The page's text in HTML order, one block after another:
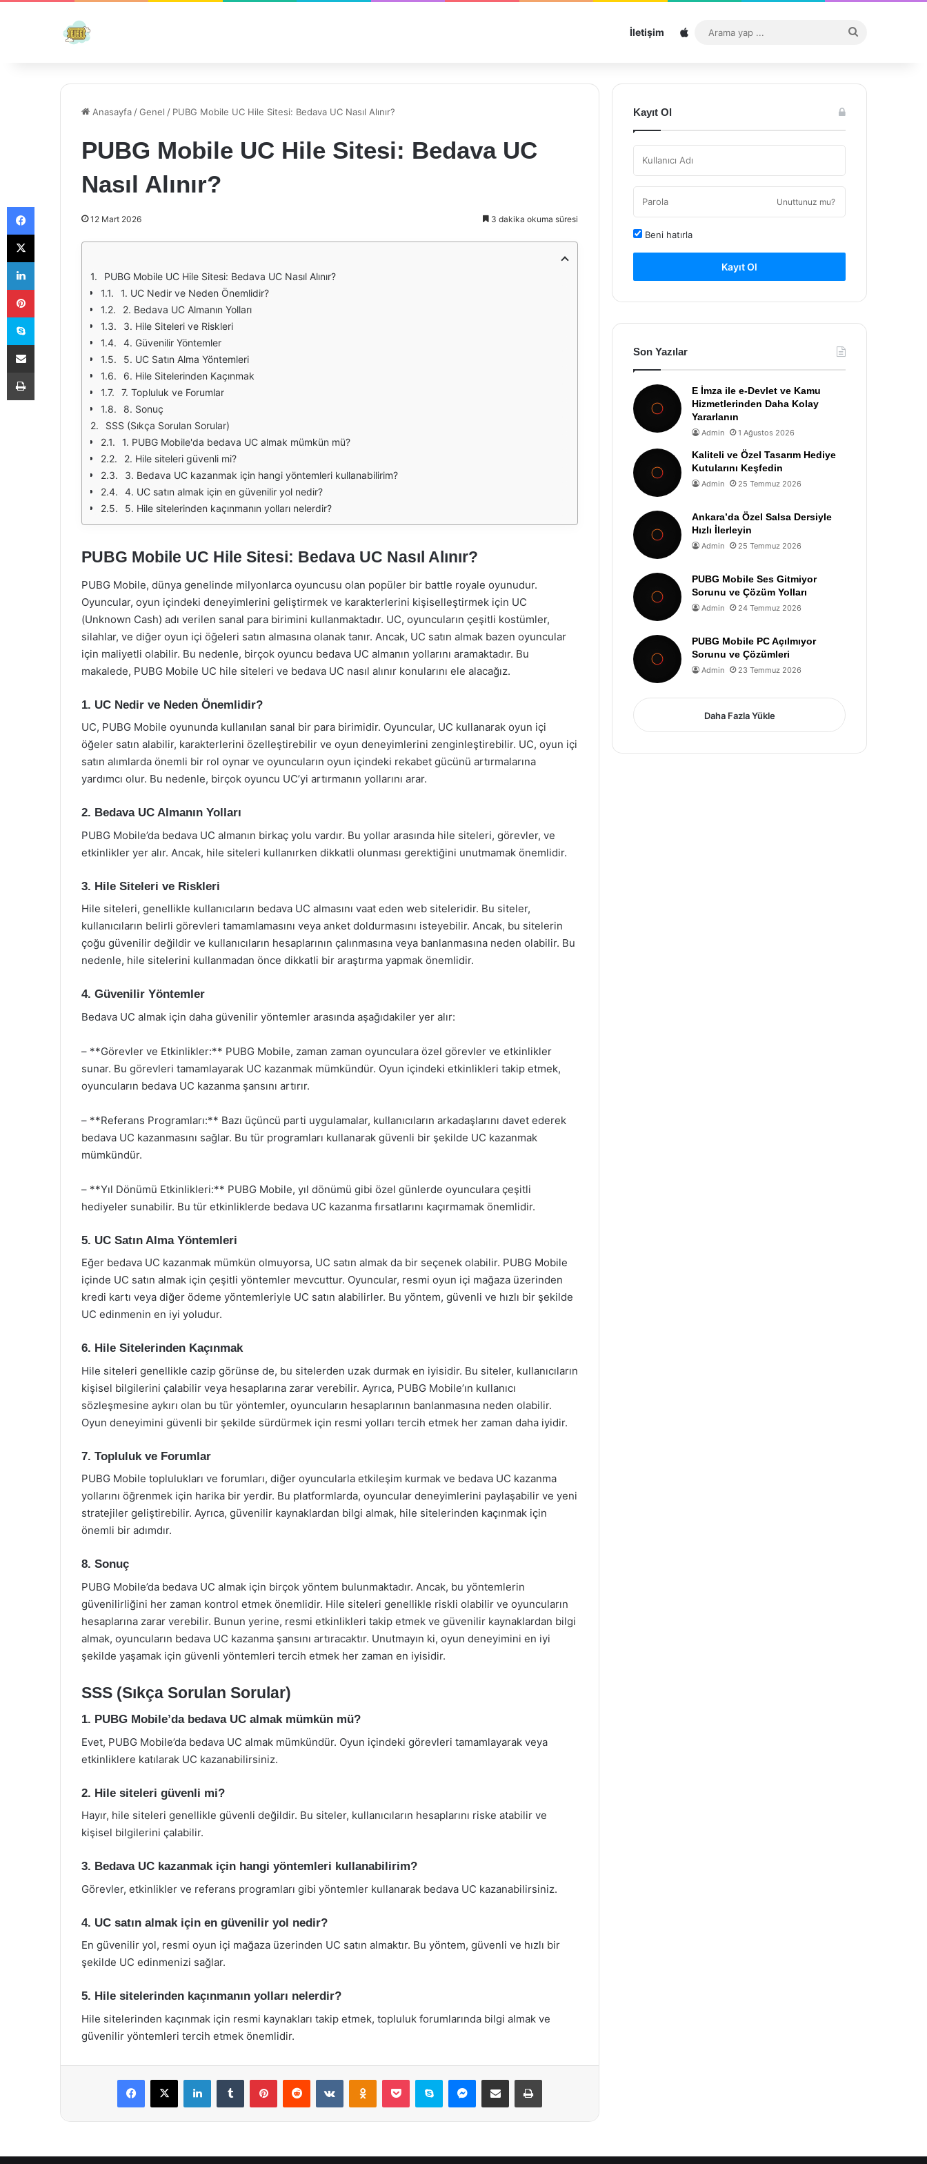
İletişim Sitemap
...
Anasayfa /Genel / PUBG Mobile UC Hile Sitesi: Bedava UC Nasıl Alınır?
PUBG Mobile UC Hile Sitesi: Bedava UC
Nasıl Alınır?
12 Mart 2026 3 dakika okuma süresi
PUBG Mobile UC Hile Sitesi: Bedava UC Nasıl Alınır?
1. UC Nedir ve Neden Önemlidir?
2. Bedava UC Almanın Yolları
3. Hile Siteleri ve Riskleri
4. Güvenilir Yöntemler
5. UC Satın Alma Yöntemleri
6. Hile Sitelerinden Kaçınmak
7. Topluluk ve Forumlar
8. Sonuç
SSS (Sıkça Sorulan Sorular)
1. PUBG Mobile'da bedava UC almak mümkün mü?
2. Hile siteleri güvenli mi?
3. Bedava UC kazanmak için hangi yöntemleri kullanabilirim?
4. UC satın almak için en güvenilir yol nedir?
5. Hile sitelerinden kaçınmanın yolları nelerdir?
PUBG Mobile UC Hile Sitesi: Bedava UC Nasıl Alınır?
PUBG Mobile, dünya genelinde milyonlarca oyuncusu olan popüler bir battle royale oyunudur.
Oyuncular, oyun içindeki deneyimlerini geliştirmek ve karakterlerini kişiselleştirmek için UC
(Unknown Cash) adı verilen sanal para birimini kullanmaktadır. UC, oyuncuların çeşitli kostümler,
silahlar, ve diğer oyun içi öğeleri satın almasına olanak tanır. Ancak, UC satın almak bazen oyuncular
için maliyetli olabilir. Bu nedenle, birçok oyuncu bedava UC almanın yollarını aramaktadır. Bu
makalede, PUBG Mobile UC hile siteleri ve bedava UC nasıl alınır konularını ele alacağız.
1. UC Nedir ve Neden Önemlidir?
UC, PUBG Mobile oyununda kullanılan sanal bir para birimidir. Oyuncular, UC kullanarak oyun içi
öğeler satın alabilir, karakterlerini özelleştirebilir ve oyun deneyimlerini zenginleştirebilir. UC, oyun içi
satın alımlarda önemli bir rol oynar ve oyuncuların oyun içindeki rekabet gücünü artırmalarına
yardımcı olur. Bu nedenle, birçok oyuncu UC’yi artırmanın yollarını arar.
2. Bedava UC Almanın Yolları
PUBG Mobile’da bedava UC almanın birkaç yolu vardır. Bu yollar arasında hile siteleri, görevler, ve
etkinlikler yer alır. Ancak, hile siteleri kullanırken dikkatli olunması gerektiğini unutmamak önemlidir.
3. Hile Siteleri ve Riskleri
Hile siteleri, genellikle kullanıcıların bedava UC almasını vaat eden web siteleridir. Bu siteler,
kullanıcıların belirli görevleri tamamlamasını veya anket doldurmasını isteyebilir. Ancak, bu sitelerin
çoğu güvenilir değildir ve kullanıcıların hesaplarının çalınmasına veya banlanmasına neden olabilir. Bu
nedenle, hile sitelerini kullanmadan önce dikkatli bir araştırma yapmak önemlidir.
4. Güvenilir Yöntemler
Bedava UC almak için daha güvenilir yöntemler arasında aşağıdakiler yer alır:
– **Görevler ve Etkinlikler:** PUBG Mobile, zaman zaman oyunculara özel görevler ve etkinlikler
sunar. Bu görevleri tamamlayarak UC kazanmak mümkündür. Oyun içindeki etkinlikleri takip etmek,
oyuncuların bedava UC kazanma şansını artırır.
– **Referans Programları:** Bazı üçüncü parti uygulamalar, kullanıcıların arkadaşlarını davet ederek
bedava UC kazanmasını sağlar. Bu tür programları kullanarak güvenli bir şekilde UC kazanmak
mümkündür.
– **Yıl Dönümü Etkinlikleri:** PUBG Mobile, yıl dönümü gibi özel günlerde oyunculara çeşitli
hediyeler sunabilir. Bu tür etkinliklerde bedava UC kazanma fırsatlarını kaçırmamak önemlidir.
5. UC Satın Alma Yöntemleri
Eğer bedava UC kazanmak mümkün olmuyorsa, UC satın almak da bir seçenek olabilir. PUBG Mobile
içinde UC satın almak için çeşitli yöntemler mevcuttur. Oyuncular, resmi oyun içi mağaza üzerinden
kredi kartı veya diğer ödeme yöntemleriyle UC satın alabilirler. Bu yöntem, güvenli ve hızlı bir şekilde
UC edinmenin en iyi yoludur.
6. Hile Sitelerinden Kaçınmak
Hile siteleri genellikle cazip görünse de, bu sitelerden uzak durmak en iyisidir. Bu siteler, kullanıcıların
kişisel bilgilerini çalabilir veya hesaplarına zarar verebilir. Ayrıca, PUBG Mobile’ın kullanıcı
sözleşmesine aykırı olan bu tür yöntemler, oyuncuların hesaplarının banlanmasına neden olabilir.
Oyun deneyimini güvenli bir şekilde sürdürmek için resmi yolları tercih etmek her zaman daha iyidir.
7. Topluluk ve Forumlar
PUBG Mobile toplulukları ve forumları, diğer oyuncularla etkileşim kurmak ve bedava UC kazanma
yollarını öğrenmek için harika bir yerdir. Bu platformlarda, oyuncular deneyimlerini paylaşabilir ve yeni
stratejiler geliştirebilir. Ayrıca, güvenilir kaynaklardan bilgi almak, hile sitelerinden kaçınmak için
önemli bir adımdır.
8. Sonuç
PUBG Mobile’da bedava UC almak için birçok yöntem bulunmaktadır. Ancak, bu yöntemlerin
güvenilirliğini her zaman kontrol etmek önemlidir. Hile siteleri genellikle riskli olabilir ve oyuncuların
hesaplarına zarar verebilir. Bunun yerine, resmi etkinlikleri takip etmek ve güvenilir kaynaklardan bilgi
almak, oyuncuların bedava UC kazanma şansını artıracaktır. Unutmayın ki, oyun deneyimini en iyi
şekilde yaşamak için güvenli yöntemleri tercih etmek her zaman en iyisidir.
SSS (Sıkça Sorulan Sorular)
1. PUBG Mobile’da bedava UC almak mümkün mü?
Evet, PUBG Mobile’da bedava UC almak mümkündür. Oyun içindeki görevleri tamamlayarak veya
etkinliklere katılarak UC kazanabilirsiniz.
2. Hile siteleri güvenli mi?
Hayır, hile siteleri genellikle güvenli değildir. Bu siteler, kullanıcıların hesaplarını riske atabilir ve
kişisel bilgilerini çalabilir.
3. Bedava UC kazanmak için hangi yöntemleri kullanabilirim?
Görevler, etkinlikler ve referans programları gibi yöntemler kullanarak bedava UC kazanabilirsiniz.
4. UC satın almak için en güvenilir yol nedir?
En güvenilir yol, resmi oyun içi mağaza üzerinden UC satın almaktır. Bu yöntem, güvenli ve hızlı bir
şekilde UC edinmenizi sağlar.
5. Hile sitelerinden kaçınmanın yolları nelerdir?
Hile sitelerinden kaçınmak için resmi kaynakları takip etmek, topluluk forumlarında bilgi almak ve
güvenilir yöntemleri tercih etmek önemlidir.
Facebook
X LinkedInTumblr PinterestReddit VKontakteOdnoklassniki
Pocket Skype Messenger
E-Posta ile paylaş Yazdır
Kayıt Ol
Unuttunuz mu?
Beni hatırla
Kayıt Ol
Son Yazılar
E İmza ile e-Devlet ve Kamu
Hizmetlerinden Daha Kolay
Yararlanın
Admin 1 Ağustos 2026
Kaliteli ve Özel Tasarım Hediye
Kutularını Keşfedin
Admin 25 Temmuz 2026
Ankara’da Özel Salsa Dersiyle
Hızlı İlerleyin
Admin 25 Temmuz 2026
PUBG Mobile Ses Gitmiyor
Sorunu ve Çözüm Yolları
Admin 24 Temmuz 2026
PUBG Mobile PC Açılmıyor
Sorunu ve Çözümleri
Admin 23 Temmuz 2026
Daha Fazla Yükle
Facebook
X
LinkedIn
Pinterest
Skype
E-Posta ile paylaş